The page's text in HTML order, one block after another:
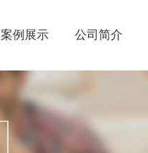
案例展示 公司简介